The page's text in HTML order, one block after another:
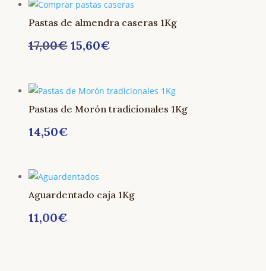
Pastas de almendra caseras 1Kg
17,00€ EL
ORIGINAL
ERA:
15,60€EL
ACTUAL
ES:
Pastas de Morón tradicionales 1Kg
14,50€
Aguardentado caja 1Kg
11,00€